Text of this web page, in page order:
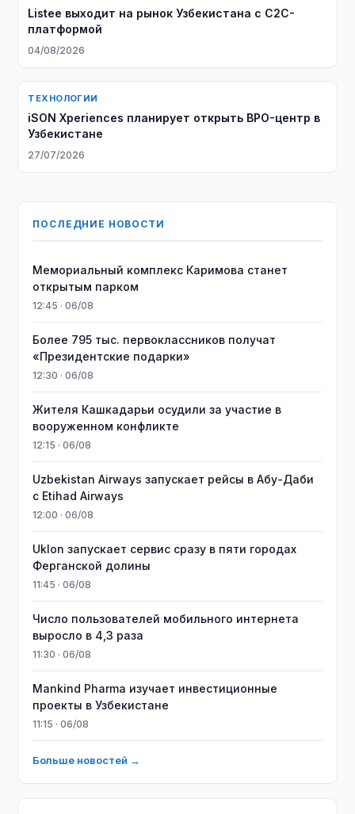
Listee выходит на рынок Узбекистана с C2C-
платформой
04/08/2026
ТЕХНОЛОГИИ
iSON Xperiences планирует открыть BPO-центр в
Узбекистане
27/07/2026
ПОСЛЕДНИЕ НОВОСТИ
Мемориальный комплекс Каримова станет
открытым парком
12:45 · 06/08
Более 795 тыс. первоклассников получат
«Президентские подарки»
12:30 · 06/08
Жителя Кашкадарьи осудили за участие в
вооруженном конфликте
12:15 · 06/08
Uzbekistan Airways запускает рейсы в Абу-Даби
с Etihad Airways
12:00 · 06/08
Uklon запускает сервис сразу в пяти городах
Ферганской долины
11:45 · 06/08
Число пользователей мобильного интернета
выросло в 4,3 раза
11:30 · 06/08
Mankind Pharma изучает инвестиционные
проекты в Узбекистане
11:15 · 06/08
Больше новостей →